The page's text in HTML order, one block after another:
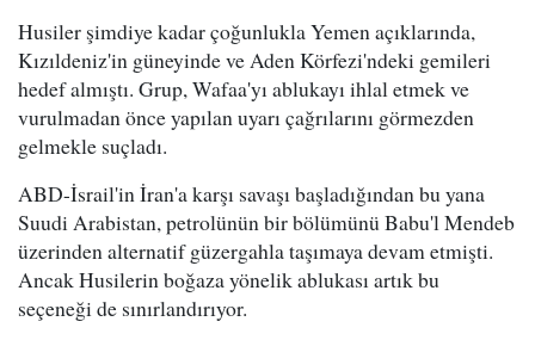
Husiler şimdiye kadar çoğunlukla Yemen açıklarında,
Kızıldeniz'in güneyinde ve Aden Körfezi'ndeki gemileri
hedef almıştı. Grup, Wafaa'yı ablukayı ihlal etmek ve
vurulmadan önce yapılan uyarı çağrılarını görmezden
gelmekle suçladı.
ABD-İsrail'in İran'a karşı savaşı başladığından bu yana
Suudi Arabistan, petrolünün bir bölümünü Babu'l Mendeb
üzerinden alternatif güzergahla taşımaya devam etmişti.
Ancak Husilerin boğaza yönelik ablukası artık bu
seçeneği de sınırlandırıyor.